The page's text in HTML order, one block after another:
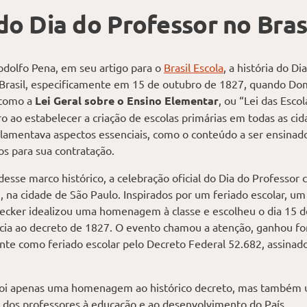
Dia do Professor no
Pena, em seu artigo para o Brasil Escola , a história do
especificamente em 15 de outubro de 1827, quando
a Lei Geral sobre o Ensino Elementar , ou “Lei das
ao estabelecer a criação de escolas primárias em todas as
aspectos essenciais, como o conteúdo a ser
para sua contratação.
marco histórico, a celebração oficial do Dia do Professor
na cidade de São Paulo. Inspirados por um feriado escolar,
idealizou uma homenagem à classe e escolheu o dia 15
ao decreto de 1827. O evento chamou a atenção, ganhou
como feriado escolar pelo Decreto Federal 52.682,
apenas uma homenagem ao histórico decreto, mas
professores à educação e ao desenvolvimento do País.